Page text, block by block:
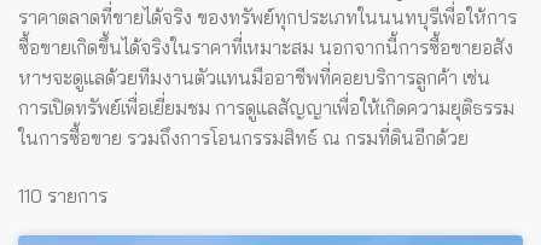
ราคาตลาดที่ขายได้จริง ของทรัพย์ทุกประเภทในนนทบุรีเพื่อให้การ
ซื้อขายเกิดขึ้นได้จริงในราคาที่เหมาะสม นอกจากนี้การซื้อขายอสัง
หาฯจะดูแลด้วยทีมงานตัวแทนมืออาชีพที่คอยบริการลูกค้า เช่น
การเปิดทรัพย์เพื่อเยี่ยมชม การดูแลสัญญาเพื่อให้เกิดความยุติธรรม
ในการซื้อขาย รวมถึงการโอนกรรมสิทธ์ ณ กรมที่ดินอีกด้วย
110 รายการ